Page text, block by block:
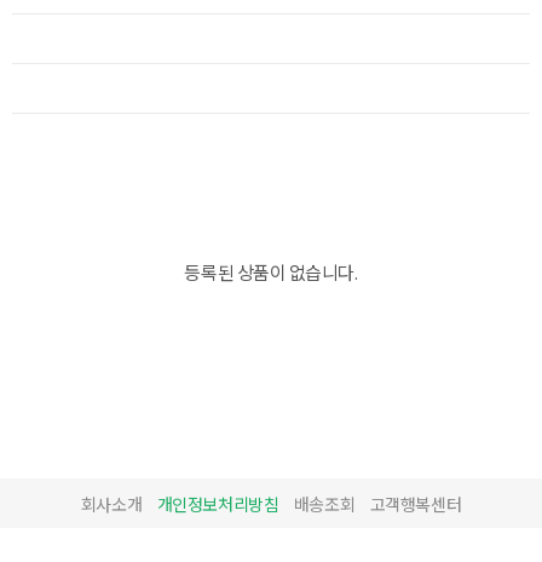
등록된 상품이 없습니다.
회사소개 개인정보처리방침 배송조회 고객행복센터